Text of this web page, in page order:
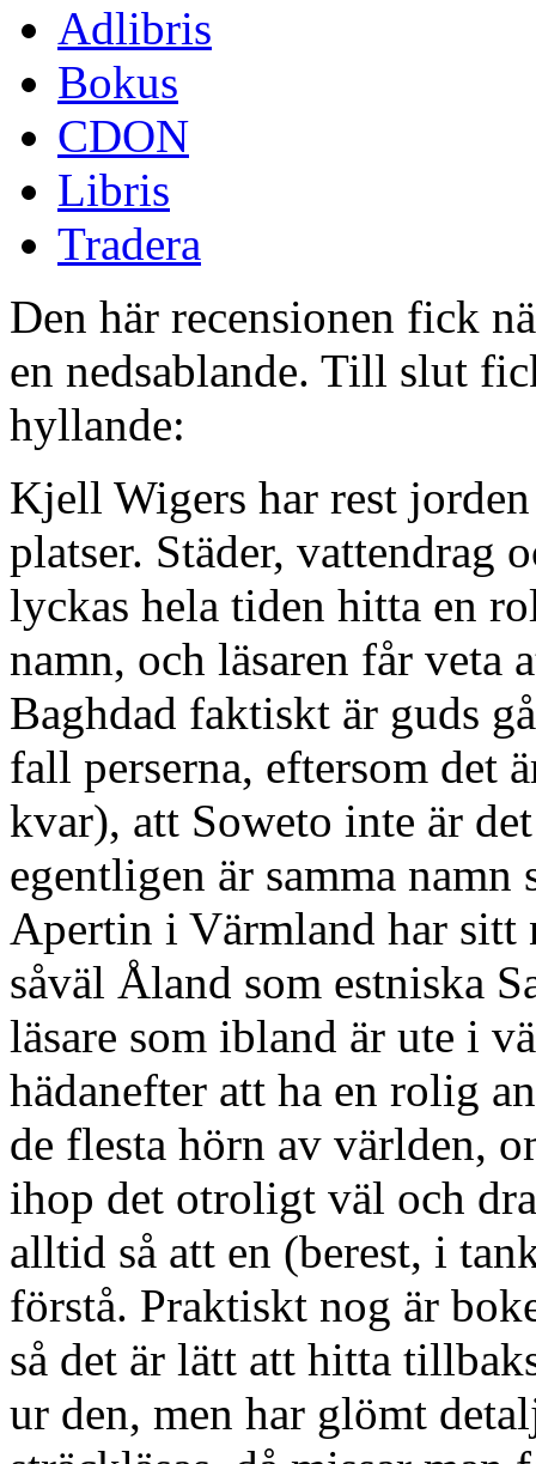
Adlibris
Bokus
CDON
Libris
Tradera
Den här recensionen fick
en nedsablande. Till slut
hyllande:
Kjell Wigers har rest
platser. Städer, vattendrag
lyckas hela tiden hitta en
namn, och läsaren får veta
Baghdad faktiskt är guds
fall perserna, eftersom det
kvar), att Soweto inte är
egentligen är samma
Apertin i Värmland har sitt
såväl Åland som estniska
läsare som ibland är ute i
hädanefter att ha en rolig
de flesta hörn av världen,
ihop det otroligt väl och
alltid så att en (berest, i
förstå. Praktiskt nog är
så det är lätt att hitta
ur den, men har glömt